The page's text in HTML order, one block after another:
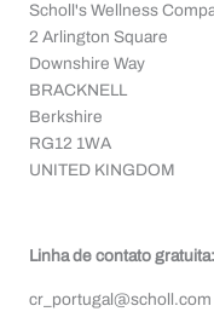
Scholl's Wellness
2 Arlington Square
Downshire Way
BRACKNELL
Berkshire
RG12 1WA
UNITED KINGDOM
Linha de contato gratuita:
cr_portugal@scholl.com